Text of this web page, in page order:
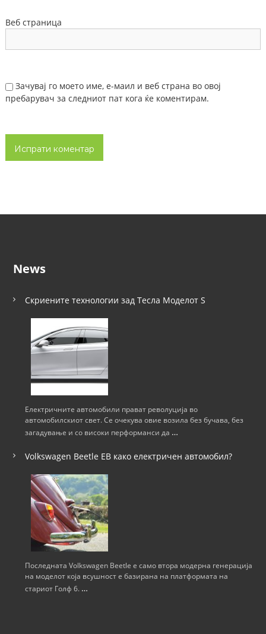
Веб страница
Зачувај го моето име, е-маил и веб страна во овој
пребарувач за следниот пат кога ќе коментирам.
News
Скриените технологии зад Тесла Моделот S
Електричните автомобили прават револуција во
автомобилскиот свет. Се очекува овие возила без бучава, без
загадување и со високи перформанси да …
Volkswagen Beetle ЕВ како електричен автомобил?
Последната Volkswagen Beetle е само втора модерна генерација
на моделот која всушност е базирана на платформата на
стариот Голф 6. …